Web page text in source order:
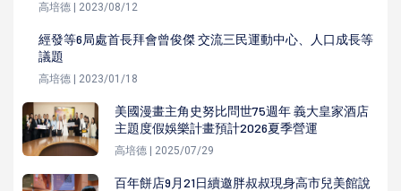
高培德 | 2023/08/12
經發等6局處首長拜會曾俊傑 交流三民運動中心、人口成長等
議題
高培德 | 2023/01/18
美國漫畫主角史努比問世75週年 義大皇家酒店
主題度假娛樂計畫預計2026夏季營運
高培德 | 2025/07/29
百年餅店9月21日續邀胖叔叔現身高市兒美館說